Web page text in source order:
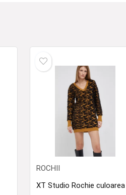
ROCHII
XT Studio Rochie culoarea